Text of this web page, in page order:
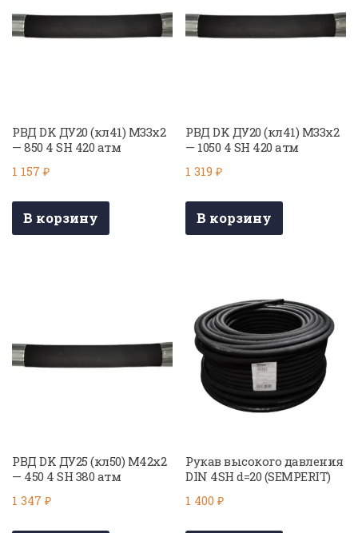
РВД DK ДУ20 (кл41) М33х2
— 850 4 SH 420 атм
1 157 ₽
В корзину
РВД DK ДУ20 (кл41) М33х2
— 1050 4 SH 420 атм
1 319₽
В корзину
РВД DK ДУ25 (кл50) М42х2
— 450 4 SH 380 атм
1 347 ₽
Рукав высокого давления
DIN 4SH d=20 (SEMPERIT)
1 400₽